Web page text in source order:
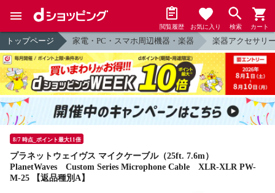
閲覧履歴 お気に入り 検索 カート
トップページ 家電・PC・スマホ周辺機器・楽器 楽器アクセサリ
8/7 時点_ポイント最大11倍
プラネットウェイヴス マイクケーブル（25ft. 7.6m）
PlanetWaves Custom Series Microphone Cable XLR-XLR PW-
M-25 【返品種別A】